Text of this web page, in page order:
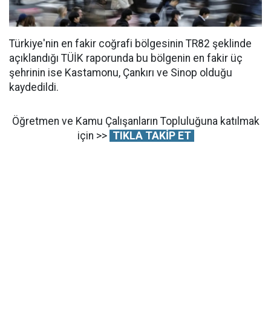
Türkiye'nin en fakir coğrafi bölgesinin TR82 şeklinde
açıklandığı TÜİK raporunda bu bölgenin en fakir üç
şehrinin ise Kastamonu, Çankırı ve Sinop olduğu
kaydedildi.
Öğretmen ve Kamu Çalışanların Topluluğuna katılmak
için >> TIKLA TAKİP ET